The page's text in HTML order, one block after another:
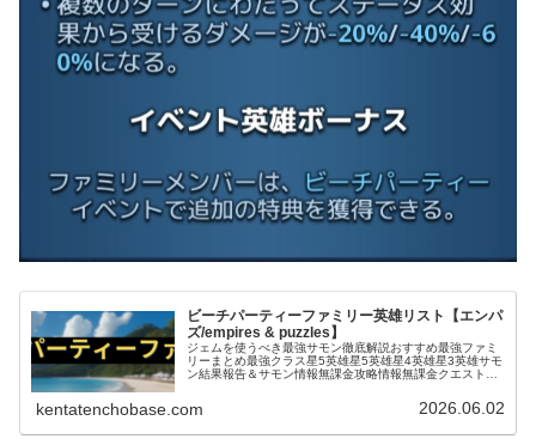
ビーチパーティーファミリー英雄リスト【エンパ
ズ/empires & puzzles】
ジェムを使うべき最強サモン徹底解説おすすめ最強ファミ
リーまとめ最強クラス星5英雄星5英雄星4英雄星3英雄サモ
ン結果報告＆サモン情報無課金攻略情報無課金クエスト攻
kentatenchobase.com 2026.06.02